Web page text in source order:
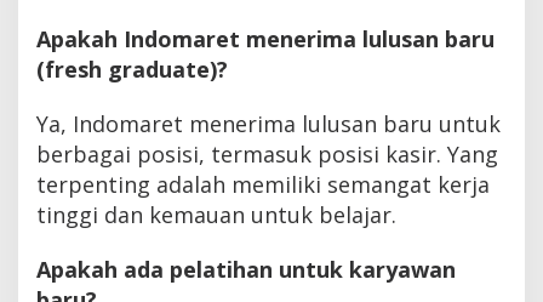
Apakah Indomaret menerima lulusan baru
(fresh graduate)?
Ya, Indomaret menerima lulusan baru untuk
berbagai posisi, termasuk posisi kasir. Yang
terpenting adalah memiliki semangat kerja
tinggi dan kemauan untuk belajar.
Apakah ada pelatihan untuk karyawan